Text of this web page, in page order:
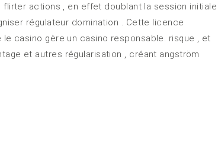
flirter actions , en effet doublant la session initiale
régulateur domination . Cette licence
casino gère un casino responsable. risque , et
et autres régularisation , créant angström